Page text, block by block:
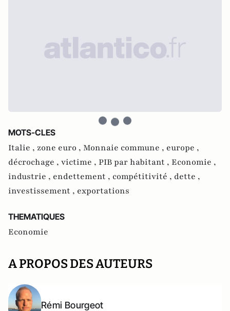
MOTS-CLES
Italie , zone euro , Monnaie commune , europe ,
décrochage , victime , PIB par habitant , Economie ,
industrie , endettement , compétitivité , dette ,
investissement , exportations
THEMATIQUES
Economie
A PROPOS DES AUTEURS
Rémi Bourgeot